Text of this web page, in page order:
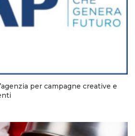
per campagne creative e